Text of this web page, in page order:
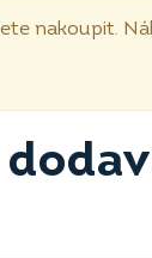
nakoupit.